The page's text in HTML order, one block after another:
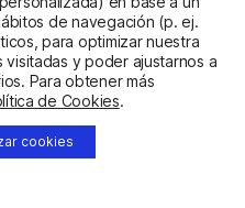
con el código E08737002
Política de Cookies
932263020
de navegación (p. ej.
para optimizar nuestra
visitadas y poder ajustarnos a
Para obtener más
de Cookies.
cookies